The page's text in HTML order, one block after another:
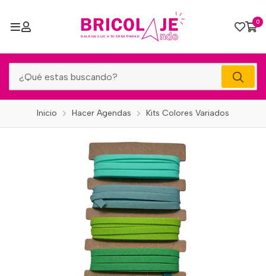
0
Inicio Hacer Agendas Kits Colores Variados